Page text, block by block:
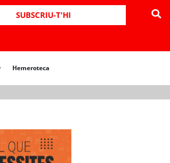
SUBSCRIU-T'HI
Hemeroteca
Hemeroteca